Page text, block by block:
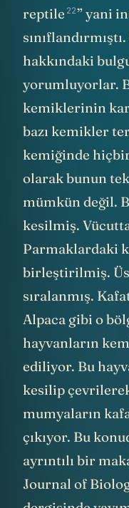
reptile 22” yani
hakkındaki
yorumluyorlar.
kemiklerinin
bazı kemikler
kemiğinde
olarak bunun
mümkün değil.
kesilmiş.
Parmaklardaki
birleştirilmiş.
sıralanmış.
Alpaca gibi o
hayvanların
ediliyor. Bu
kesilip
mumyaların
çıkıyor. Bu
ayrıntılı bir
Journal of